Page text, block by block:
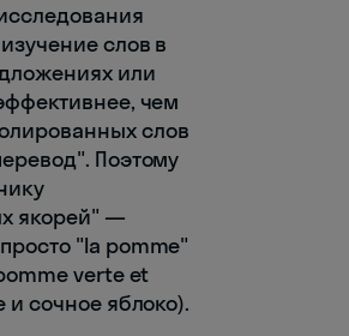
слов в
или
чем
слов
Поэтому
якорей" —
"la pomme"
verte et
и сочное яблоко).